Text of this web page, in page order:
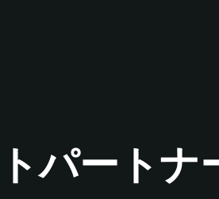
パートナ